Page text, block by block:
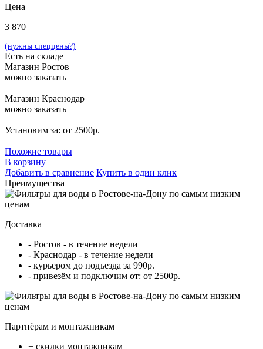
Цена
3 870
(нужны спеццены?)
Есть на складе
Магазин Ростов
можно заказать
Магазин Краснодар
можно заказать
Установим за: от 2500р.
Похожие товары
В корзину
Добавить в сравнение Купить в один клик
Преимущества
Доставка
- Ростов - в течение недели
- Краснодар - в течение недели
- курьером до подъезда за 990р.
- привезём и подключим от: от 2500р.
Партнёрам и монтажникам
− cкидки монтажникам